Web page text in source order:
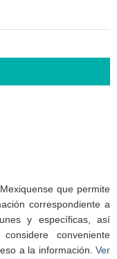
que permite
correspondiente a
y específicas, así
conveniente
a la información. Ver